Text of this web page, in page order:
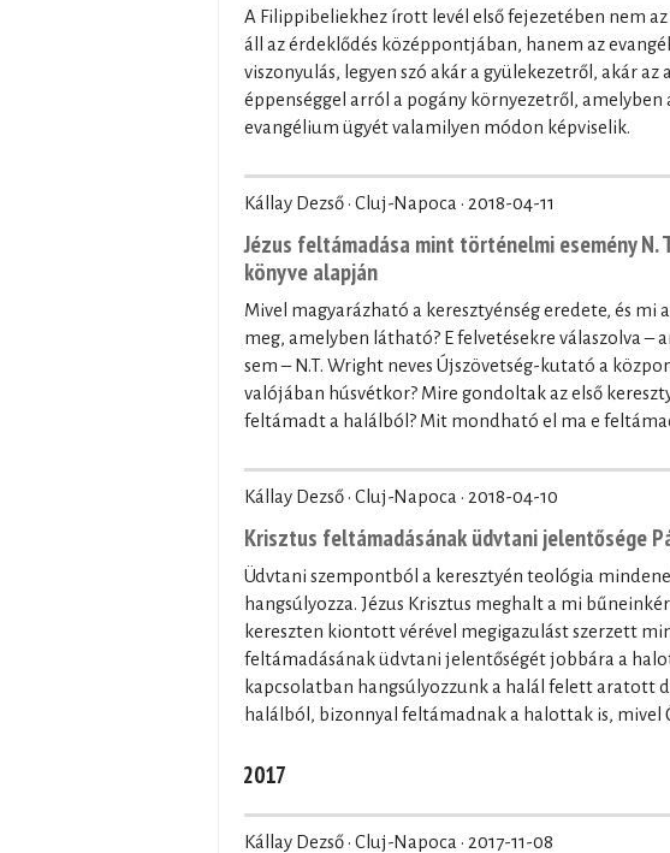
A Filippibeliekhez írott levél első fejezetében nem
áll az érdeklődés középpontjában, hanem az
viszonyulás, legyen szó akár a gyülekezetről, akár
éppenséggel arról a pogány környezetről, amelyben
evangélium ügyét valamilyen módon képviselik.
Kállay Dezső · Cluj-Napoca · 2018-04-11
Jézus feltámadása mint történelmi esemény N.
könyve alapján
Mivel magyarázható a keresztyénség eredete, és
meg, amelyben látható? E felvetésekre válaszolva
sem – N.T. Wright neves Újszövetség-kutató a
valójában húsvétkor? Mire gondoltak az első
feltámadt a halálból? Mit mondható el ma e
Kállay Dezső · Cluj-Napoca · 2018-04-10
Krisztus feltámadásának üdvtani jelentősége
Üdvtani szempontból a keresztyén teológia
hangsúlyozza. Jézus Krisztus meghalt a mi
kereszten kiontott vérével megigazulást szerzett
feltámadásának üdvtani jelentőségét jobbára a
kapcsolatban hangsúlyozzunk a halál felett aratott
halálból, bizonnyal feltámadnak a halottak is, mivel Ő
2017
Kállay Dezső · Cluj-Napoca · 2017-11-08